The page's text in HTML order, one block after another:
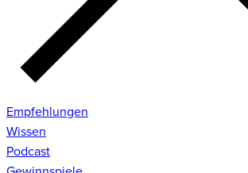
Empfehlungen
Wissen
Podcast